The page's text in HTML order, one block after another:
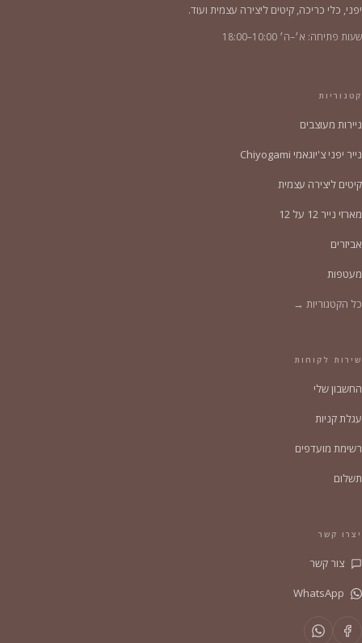
יפני, כלי כריכה, קיטים ליצירה עצמית ועוד.
שעות פתיחה: א׳–ה׳ 10:00–18:00
קטגוריות
ניירות מעוצבים
נייר יפני צ'יוגאמי Chiyogami
קיטים ליצירה עצמית
מארזי נייר 12 על 12
אביזרים
מעטפות
כל הקטגוריות →
שירות לקוחות
החשבון שלי
עגלת קניות
רשימת מועדפים
תשלום
יצרו קשר
צור קשר